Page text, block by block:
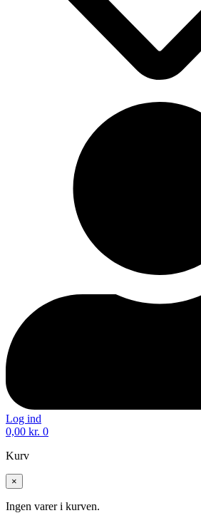
Log ind
0,00 kr. 0
Kurv
×
Ingen varer i kurven.